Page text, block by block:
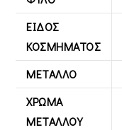
ΕΊΔΟΣ
ΚΟΣΜΉΜΑΤΟΣ
ΜΈΤΑΛΛΟ
ΧΡΏΜΑ
ΜΕΤΆΛΛΟΥ